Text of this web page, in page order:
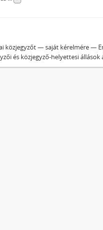
közjegyzőt — saját kérelmére —
és közjegyző-helyettesi állások